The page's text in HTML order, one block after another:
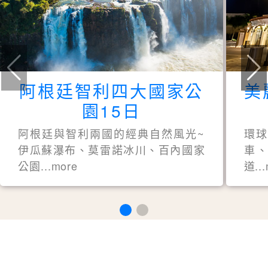
阿根廷智利四大國家公
園15日
阿根廷與智利兩國的經典自然風光~
伊瓜蘇瀑布、莫雷諾冰川、百內國家
公園...more
美
環
車
道